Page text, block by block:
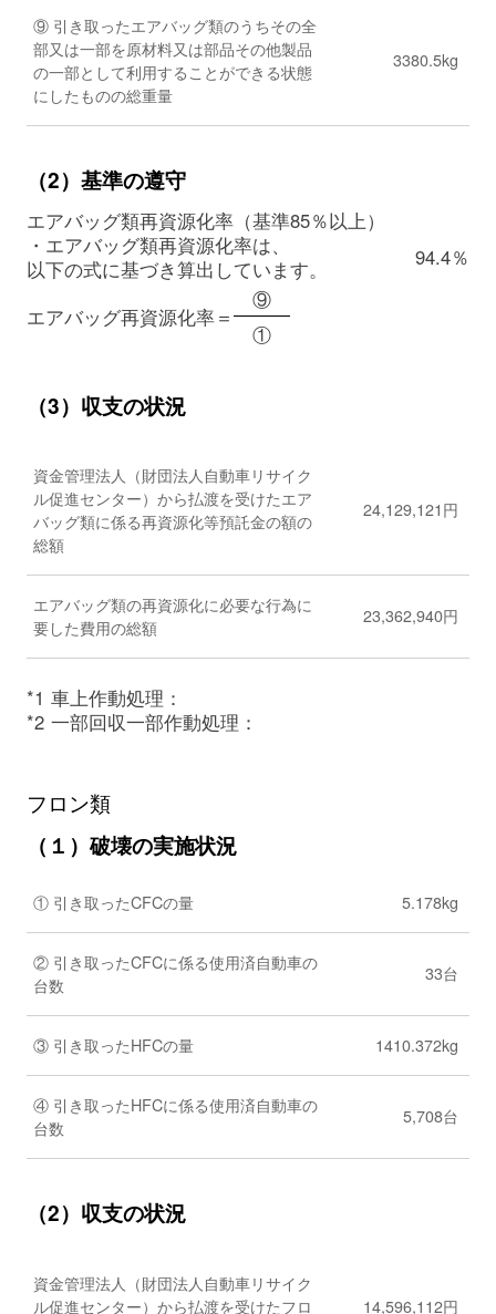
⑨ 引き取ったエアバッグ類のうちその全
部又は一部を原材料又は部品その他製品
の一部として利用することができる状態
にしたものの総重量
3380.5kg
（2）基準の遵守
エアバッグ類再資源化率（基準85％以上）
・エアバッグ類再資源化率は、
以下の式に基づき算出しています。
94.4％
エアバッグ再資源化率＝
⑨
①
（3）収支の状況
資金管理法人（財団法人自動車リサイク
ル促進センター）から払渡を受けたエア
バッグ類に係る再資源化等預託金の額の
総額
24,129,121円
エアバッグ類の再資源化に必要な行為に
要した費用の総額
23,362,940円
*1 車上作動処理：
*2 一部回収一部作動処理：
フロン類
（１）破壊の実施状況
① 引き取ったCFCの量 5.178kg
② 引き取ったCFCに係る使用済自動車の
台数
33台
③ 引き取ったHFCの量 1410.372kg
④ 引き取ったHFCに係る使用済自動車の
台数
5,708台
（2）収支の状況
資金管理法人（財団法人自動車リサイク
ル促進センター）から払渡を受けたフロ
14,596,112円